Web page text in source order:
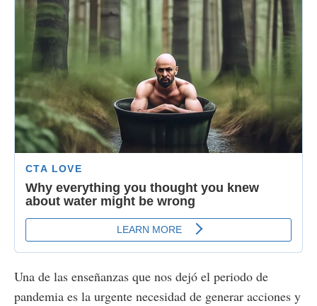
Una de las enseñanzas que nos dejó el periodo de
pandemia es la urgente necesidad de generar acciones y